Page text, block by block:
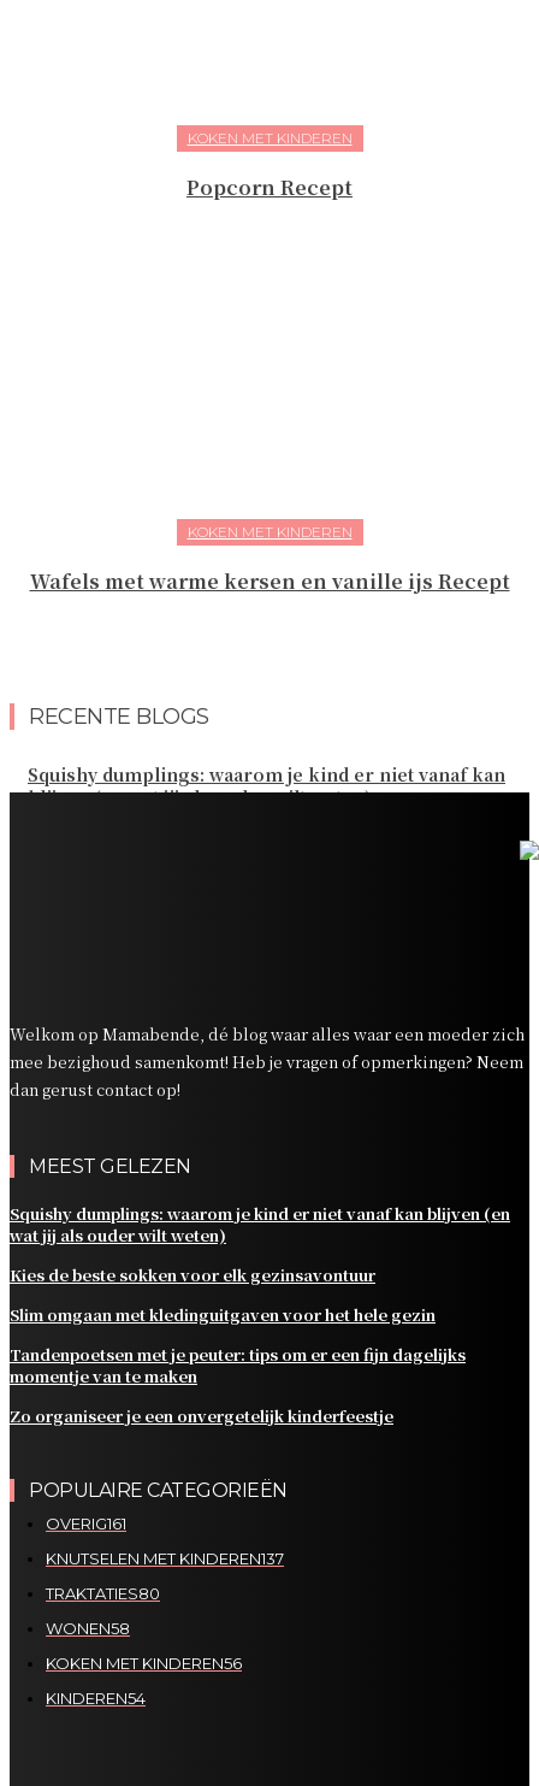
KOKEN MET KINDEREN
Popcorn Recept
KOKEN MET KINDEREN
Wafels met warme kersen en vanille ijs Recept
RECENTE BLOGS
Squishy dumplings: waarom je kind er niet vanaf kan
blijven (en wat jij als ouder wilt weten)
Welkom op Mamabende, dé blog waar alles waar een moeder zich
mee bezighoud samenkomt! Heb je vragen of opmerkingen? Neem
dan gerust contact op!
MEEST GELEZEN
Squishy dumplings: waarom je kind er niet vanaf kan blijven (en
wat jij als ouder wilt weten)
Kies de beste sokken voor elk gezinsavontuur
Slim omgaan met kledinguitgaven voor het hele gezin
Tandenpoetsen met je peuter: tips om er een fijn dagelijks
momentje van te maken
Zo organiseer je een onvergetelijk kinderfeestje
POPULAIRE CATEGORIEËN
OVERIG161
KNUTSELEN MET KINDEREN137
TRAKTATIES80
WONEN58
KOKEN MET KINDEREN56
KINDEREN54